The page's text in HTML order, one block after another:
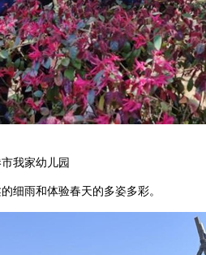
我家幼儿园
细雨和体验春天的多姿多彩。